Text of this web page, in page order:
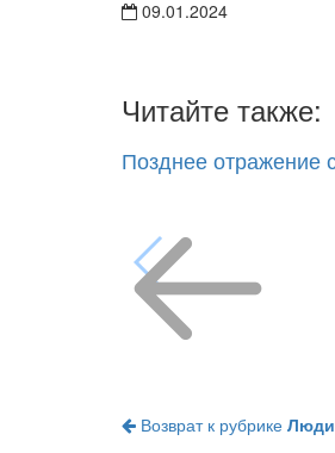
09.01.2024
Читайте также:
Позднее отражение
Возврат к рубрике Люди